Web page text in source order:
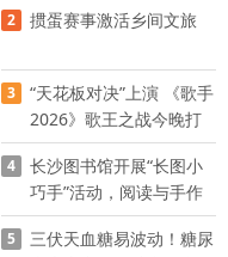
2 掼蛋赛事激活乡间文旅
3
“天花板对决”上演 《歌手
2026》歌王之战今晚打
响
4
长沙图书馆开展“长图小
巧手”活动，阅读与手作
赋能少儿暑期成长
5
三伏天血糖易波动！糖尿